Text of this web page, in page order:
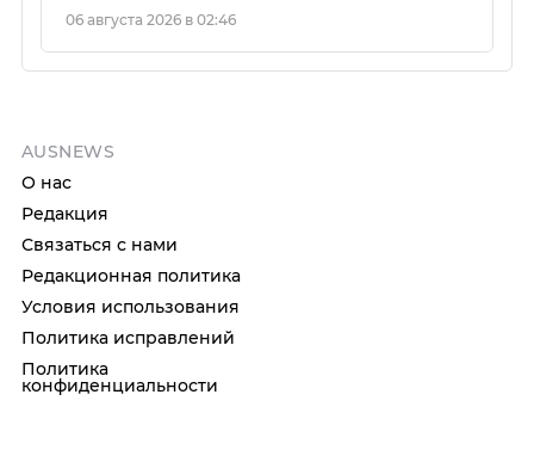
06 августа 2026 в 02:46
AUSNEWS
О нас
Редакция
Связаться с нами
Редакционная политика
Условия использования
Политика исправлений
Политика
конфиденциальности